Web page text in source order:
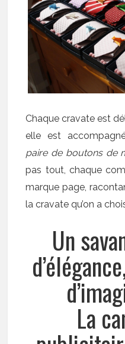
Chaque cravate est
elle est
paire de boutons de
pas tout, chaque
marque page,
la cravate qu’on a
Un
La